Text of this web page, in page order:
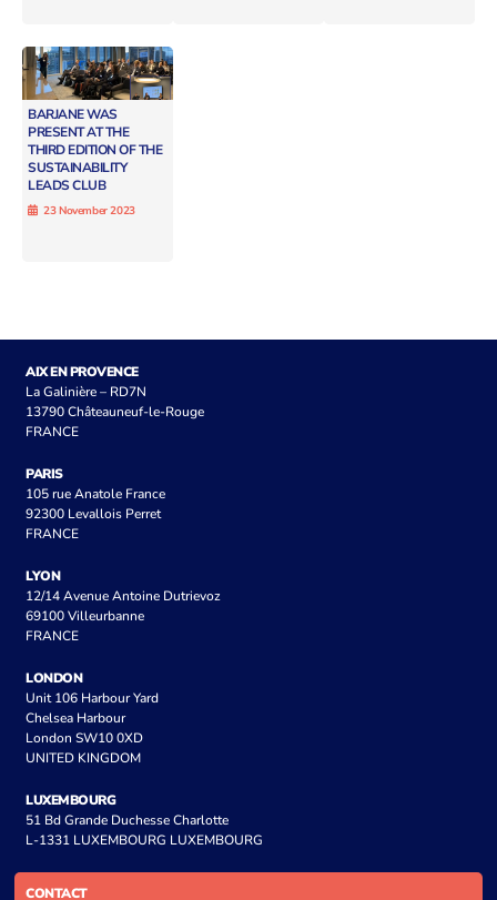
BARJANE WAS
PRESENT AT THE
THIRD EDITION OF THE
SUSTAINABILITY
LEADS CLUB
23 November 2023
AIX EN PROVENCE
La Galinière – RD7N
13790 Châteauneuf-le-Rouge
FRANCE
PARIS
105 rue Anatole France
92300 Levallois Perret
FRANCE
LYON
12/14 Avenue Antoine Dutrievoz
69100 Villeurbanne
FRANCE
LONDON
Unit 106 Harbour Yard
Chelsea Harbour
London SW10 0XD
UNITED KINGDOM
LUXEMBOURG
51 Bd Grande Duchesse Charlotte
L-1331 LUXEMBOURG LUXEMBOURG
CONTACT